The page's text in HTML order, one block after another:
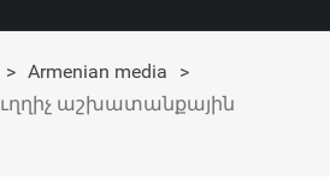
> Armenian media
>
աշխատանքային